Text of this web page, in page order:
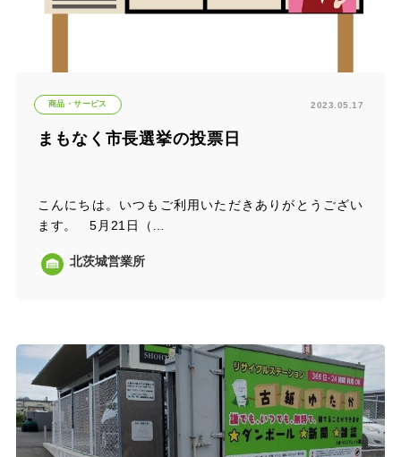
商品・サービス 2023.05.17
まもなく市長選挙の投票日
こんにちは。いつもご利用いただきありがとうござい
ます。 5月21日（…
北茨城営業所